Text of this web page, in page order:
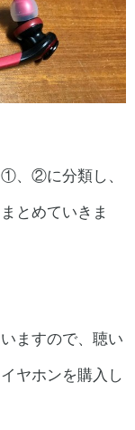
、②に分類し、
とめていきま
ますので、聴い
ヤホンを購入し